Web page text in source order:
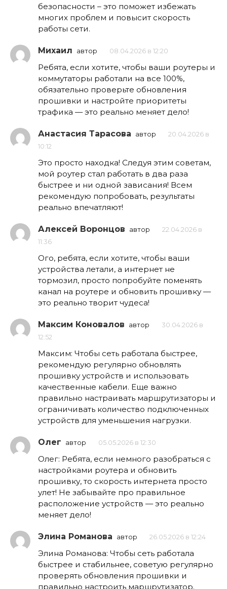
безопасности – это поможет избежать
многих проблем и повысит скорость
работы сети.
Михаил автор 08.04.2026 в 12:20
Ребята, если хотите, чтобы ваши роутеры и
коммутаторы работали на все 100%,
обязательно проверьте обновления
прошивки и настройте приоритеты
трафика — это реально меняет дело!
Анастасия Тарасова автор
20.04.2026 в
10:12
Это просто находка! Следуя этим советам,
мой роутер стал работать в два раза
быстрее и ни одной зависания! Всем
рекомендую попробовать, результаты
реально впечатляют!
Алексей Воронцов автор
22.04.2026 в
11:36
Ого, ребята, если хотите, чтобы ваши
устройства летали, а интернет не
тормозил, просто попробуйте поменять
канал на роутере и обновить прошивку —
это реально творит чудеса!
Максим Коновалов автор
30.04.2026 в
12:52
Максим: Чтобы сеть работала быстрее,
рекомендую регулярно обновлять
прошивку устройств и использовать
качественные кабели. Еще важно
правильно настраивать маршрутизаторы и
ограничивать количество подключенных
устройств для уменьшения нагрузки.
Олег автор 05.05.2026 в 12:30
Олег: Ребята, если немного разобраться с
настройками роутера и обновить
прошивку, то скорость интернета просто
улет! Не забывайте про правильное
расположение устройств — это реально
меняет дело!
Элина Романова автор 26.05.2026 в 12:24
Элина Романова: Чтобы сеть работала
быстрее и стабильнее, советую регулярно
проверять обновления прошивки и
правильно настроить маршрутизатор.